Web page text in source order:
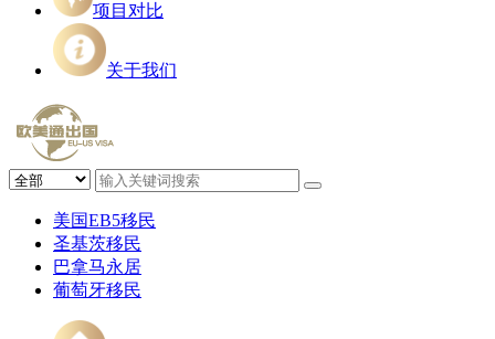
项目对比
关于我们
美国EB5移民
圣基茨移民
巴拿马永居
葡萄牙移民